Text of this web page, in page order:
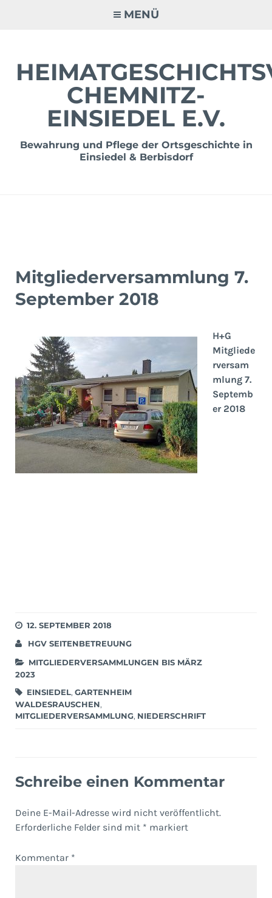
MENÜ
CHEMNITZ-
EINSIEDEL E.V.
Bewahrung und Pflege der Ortsgeschichte in
Einsiedel & Berbisdorf
Mitgliederversammlung 7.
September 2018
H+G
Mitgliede
rversam
mlung 7.
Septemb
er 2018
12. SEPTEMBER 2018
HGV SEITENBETREUUNG
MITGLIEDERVERSAMMLUNGEN BIS MÄRZ
2023
EINSIEDEL, GARTENHEIM
WALDESRAUSCHEN,
MITGLIEDERVERSAMMLUNG, NIEDERSCHRIFT
Schreibe einen Kommentar
Deine E-Mail-Adresse wird nicht veröffentlicht.
Erforderliche Felder sind mit * markiert
Kommentar *